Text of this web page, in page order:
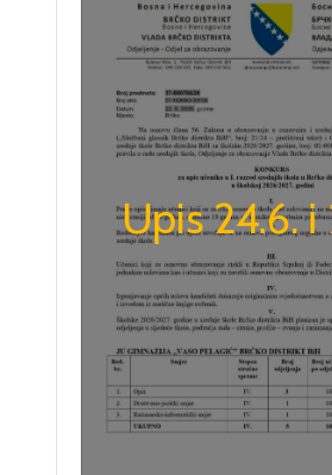
Upis 24.6. i